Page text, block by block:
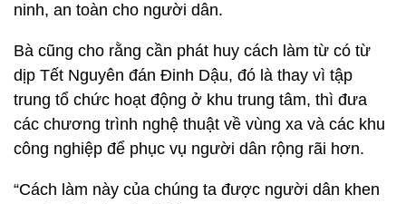
ninh, an toàn cho người dân.
Bà cũng cho rằng cần phát huy cách làm từ có từ
dịp Tết Nguyên đán Đinh Dậu, đó là thay vì tập
trung tổ chức hoạt động ở khu trung tâm, thì đưa
các chương trình nghệ thuật về vùng xa và các khu
công nghiệp để phục vụ người dân rộng rãi hơn.
“Cách làm này của chúng ta được người dân khen